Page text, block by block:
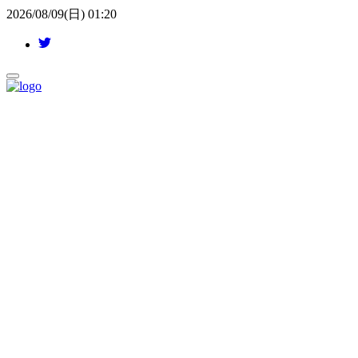
2026/08/09(日) 01:20